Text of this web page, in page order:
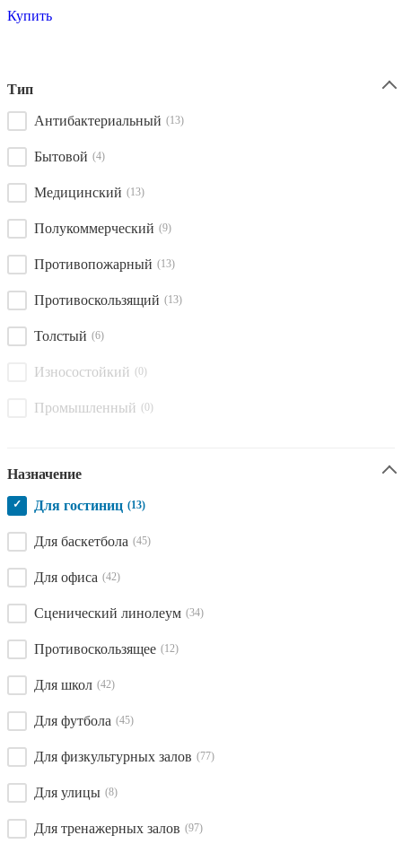
Купить
Тип
Антибактериальный (13)
Бытовой (4)
Медицинский (13)
Полукоммерческий (9)
Противопожарный (13)
Противоскользящий (13)
Толстый (6)
Износостойкий (0)
Промышленный (0)
Назначение
✓ Для гостиниц (13)
Для баскетбола (45)
Для офиса (42)
Сценический линолеум (34)
Противоскользящее (12)
Для школ (42)
Для футбола (45)
Для физкультурных залов (77)
Для улицы (8)
Для тренажерных залов (97)